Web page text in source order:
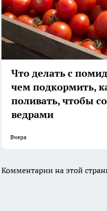
Что делать с
чем подкормить,
поливать, чтобы
ведрами
Вчера
Комментарии на этой